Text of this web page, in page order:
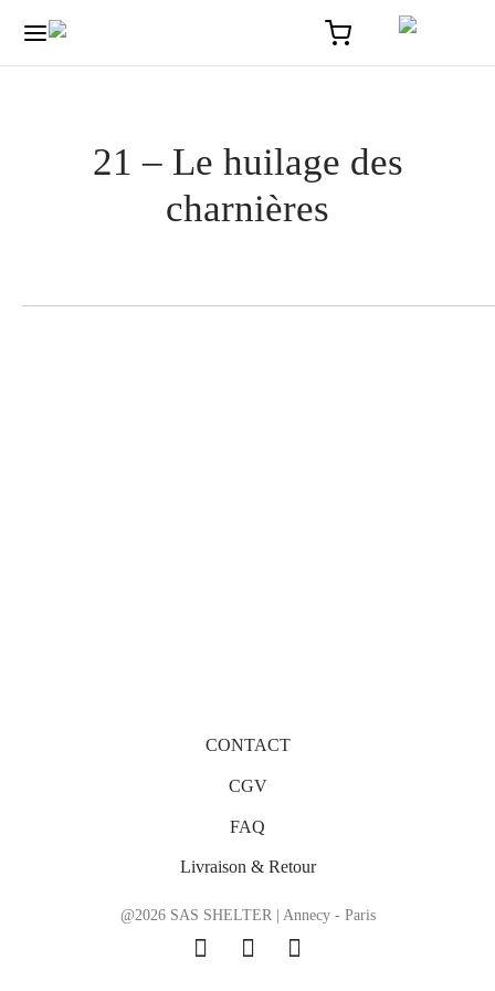
21 – Le huilage des
charnières
CONTACT
CGV
FAQ
Livraison & Retour
@2026 SAS SHELTER | Annecy - Paris